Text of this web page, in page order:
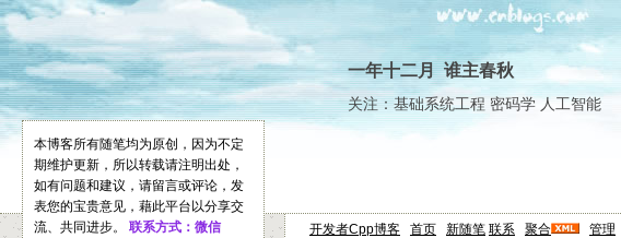
一年十二月 谁主春秋
关注：基础系统工程 密码学 人工智能
开发者Cpp博客 首页 新随笔 联系 聚合
管理
本博客所有随笔均为原创，因为不定
期维护更新，所以转载请注明出处，
如有问题和建议，请留言或评论，发
表您的宝贵意见，藉此平台以分享交
流、共同进步。 联系方式：微信